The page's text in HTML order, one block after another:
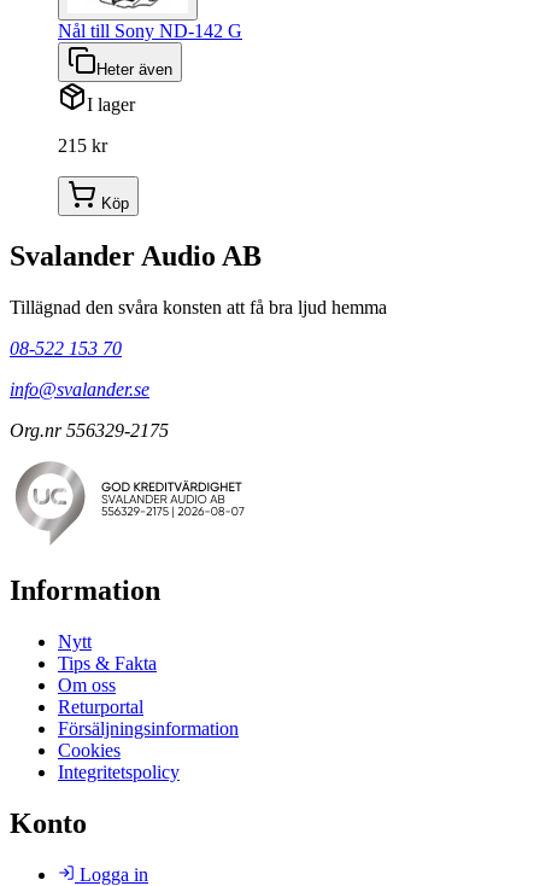
Nål till Sony ND-142 G
Heter även
I lager
215 kr
Köp
Svalander Audio AB
Tillägnad den svåra konsten att få bra ljud hemma
08-522 153 70
info@svalander.se
Org.nr 556329-2175
Information
Nytt
Tips & Fakta
Om oss
Returportal
Försäljningsinformation
Cookies
Integritetspolicy
Konto
Logga in